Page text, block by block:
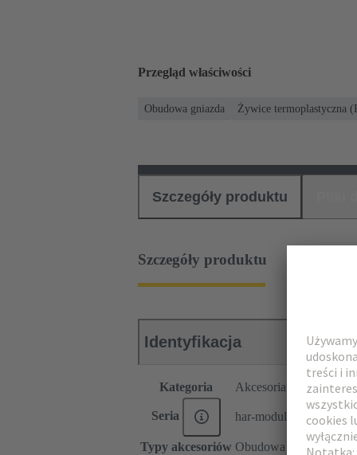
Przegląd właściwości
Obudowa gniazda Żywice termoplastyczna
Szczegóły produktu
Szczegóły produktu
Identyfikacja
Kategoria Akcesoria
Seria har-modular®
Typy akcesoriów Obudowa gniazda